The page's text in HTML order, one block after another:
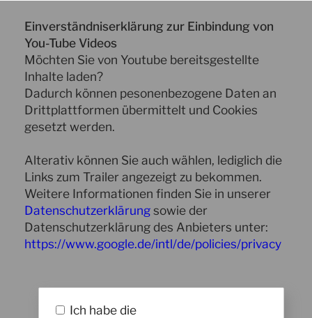
Einverständniserklärung zur Einbindung von
You-Tube Videos
Möchten Sie von Youtube bereitsgestellte
Inhalte laden?
Dadurch können pesonenbezogene Daten an
Drittplattformen übermittelt und Cookies
gesetzt werden.
Alterativ können Sie auch wählen, lediglich die
Links zum Trailer angezeigt zu bekommen.
Weitere Informationen finden Sie in unserer
Datenschutzerklärungsowie der
Datenschutzerklärung des Anbieters unter:
https://www.google.de/intl/de/policies/privacy
Ich habe die